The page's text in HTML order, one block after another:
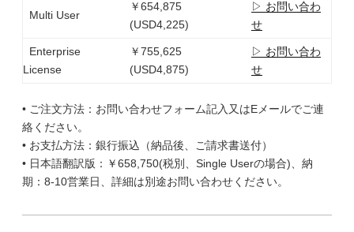
Multi User
￥654,875
(USD4,225)
▷ お問い合わ
せ
Enterprise
License
￥755,625
(USD4,875)
▷ お問い合わ
せ
• ご注文方法：お問い合わせフォーム記入又はEメールでご連
絡ください。
• お支払方法：銀行振込（納品後、ご請求書送付）
• 日本語翻訳版：￥658,750(税別、Single Userの場合)、納
期：8-10営業日、詳細は別途お問い合わせください。